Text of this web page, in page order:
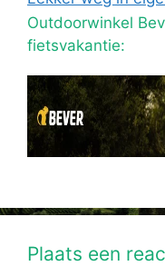
Outdoorwinkel
fietsvakantie:
Plaats een